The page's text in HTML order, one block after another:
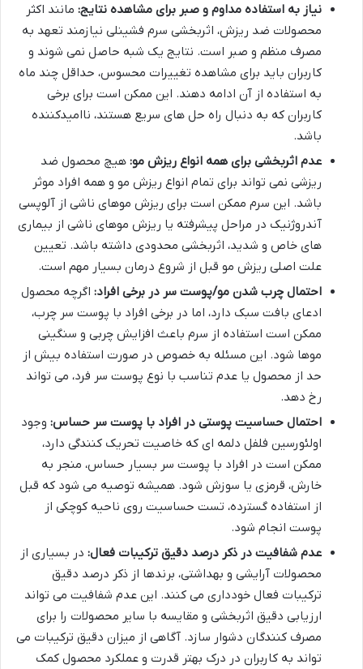
نیاز به استفاده مداوم و صبر برای مشاهده نتایج: مانند اکثر
محصولات ضد ریزش، اثربخشی سرم فشینلی نیازمند تعهد به
مصرف منظم و صبر است. نتایج یک شبه حاصل نمی شوند و
کاربران باید برای مشاهده تغییرات محسوس، حداقل چند ماه
به استفاده از آن ادامه دهند. این ممکن است برای برخی
کاربران که به دنبال راه حل های سریع هستند، ناامیدکننده
باشد.
عدم اثربخشی برای همه انواع ریزش مو: هیچ محصول ضد
ریزشی نمی تواند برای تمام انواع ریزش مو و همه افراد موثر
باشد. این سرم ممکن است برای ریزش موهای ناشی از آلوپسی
آندروژنیک در مراحل پیشرفته یا ریزش موهای ناشی از بیماری
های خاص و شدید، اثربخشی محدودی داشته باشد. تعیین
علت اصلی ریزش مو قبل از شروع درمان بسیار مهم است.
احتمال چرب شدن مو/پوست سر در برخی افراد: اگرچه محصول
ادعای بافت سبک دارد، اما در برخی افراد با پوست سر چرب،
ممکن است استفاده از سرم باعث افزایش چربی و سنگینی
موها شود. این مسئله به خصوص در صورت استفاده بیش از
حد از محصول یا عدم تناسب با نوع پوست سر فرد، می تواند
رخ دهد.
احتمال حساسیت پوستی در افراد با پوست سر حساس: وجود
اولئورسین فلفل دلمه ای که خاصیت تحریک کنندگی دارد،
ممکن است در افراد با پوست سر بسیار حساس، منجر به
خارش، قرمزی یا سوزش شود. همیشه توصیه می شود که قبل
از استفاده گسترده، تست حساسیت روی ناحیه کوچکی از
پوست انجام شود.
عدم شفافیت در ذکر درصد دقیق ترکیبات فعال: در بسیاری از
محصولات آرایشی و بهداشتی، برندها از ذکر درصد دقیق
ترکیبات فعال خودداری می کنند. این عدم شفافیت می تواند
ارزیابی دقیق اثربخشی و مقایسه با سایر محصولات را برای
مصرف کنندگان دشوار سازد. آگاهی از میزان دقیق ترکیبات می
تواند به کاربران در درک بهتر قدرت و عملکرد محصول کمک